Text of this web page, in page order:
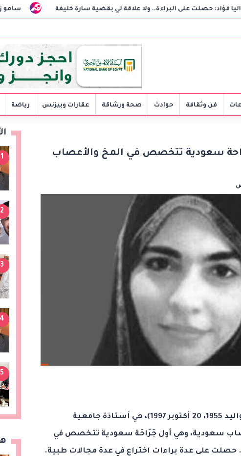
سامو زين يحسم البراءة.. ولا علاقة لي بقضية سارة خليفة
فن وثقافة حوادث صحة ورشاقة عقارات وبيزنس رياضة
سعودية تتخصص في المخ والأعصاب
(مواليد 1955، 20 أكتوبر 1997)، هي أستاذة جامعية
سعودية، وهي أول جَرّاحَة سعودية تتخصص في
حصلت على عدة براءات اختراع في عدة مجالات طبية.
1
2
3
4
5